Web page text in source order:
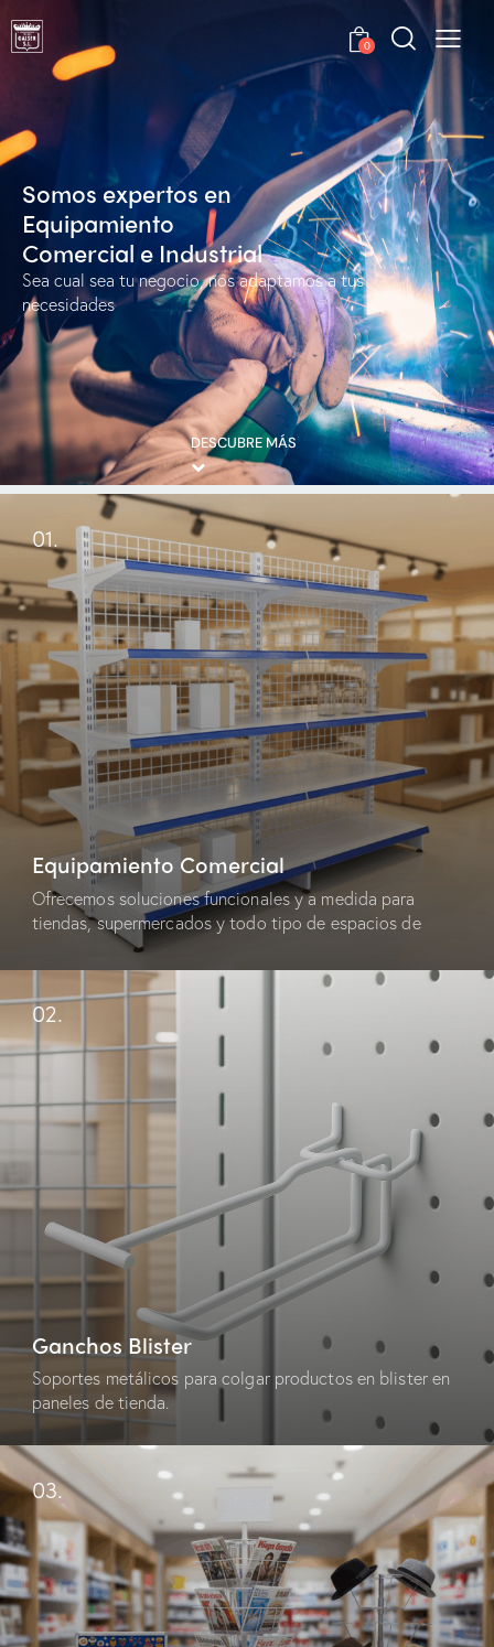
0
Somos expertos en
Equipamiento
Comercial e Industrial
Sea cual sea tunegocio,nosadaptamosatus
necesidades
DESCUBRE MÁS
01.
Equipamiento Comercial
Ofrecemos soluciones funcionales y a medida para
tiendas, supermercados y todo tipo de espacios de
02.
Ganchos Blister
Soportes metálicos para colgar productos en blister en
paneles de tienda.
03.